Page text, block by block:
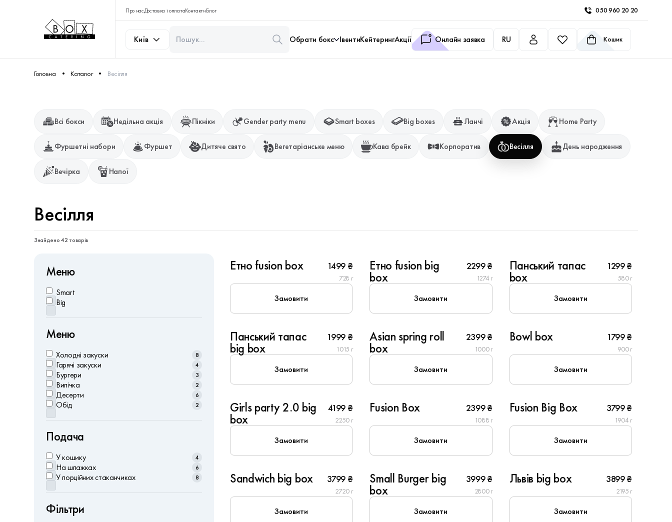
Про насДоставка і оплатаКонтактиБлог 050 960 20 20
Київ Обрати бокс ІвентиКейтерингАкції Онлайн заявка RU Кошик
Головна Каталог Весілля
Всі бокси Недільна акція Пікніки Gender party menu Smart boxes Big boxes Ланчі Акція Home Party
Фуршетні набори Фуршет Дитяче свято Вегетаріанське меню Кава брейк Корпоратив Весілля День народження
Вечірка Напої
Весілля
Знайдено 42 товарів
Меню
Smart
Big
Меню
Холодні закуски 8
Гарячі закуски 4
Бургери 3
Випічка 2
Десерти 6
Обід 2
Подача
У кошику 4
На шпажках 6
У порційних стаканчиках 8
Фільтри
Етно fusion box 1499 ₴
728 г
Замовити
Етно fusion big
box
2299 ₴
1274 г
Замовити
Панський тапас
box
1299 ₴
580 г
Замовити
New
10
Панський тапас
big box
1999 ₴
1015 г
Замовити
New
6
Asian spring roll
box
2399 ₴
1000 г
Замовити
4
Bowl box 1799 ₴
900 г
Замовити
New
8
Girls party 2.0 big
box
4199 ₴
2250 г
Замовити
6
Fusion Box 2399 ₴
1088 г
Замовити
10
Fusion Big Box 3799 ₴
1904 г
Замовити
8
Sandwich big box 3799 ₴
2720 г
Замовити
10
Small Burger big
box
3999 ₴
2800 г
Замовити
10
Львів big box 3899 ₴
2195 г
Замовити